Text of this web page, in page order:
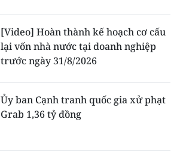
[Video] Hoàn thành kế hoạch cơ cấu
lại vốn nhà nước tại doanh nghiệp
trước ngày 31/8/2026
Ủy ban Cạnh tranh quốc gia xử phạt
Grab 1,36 tỷ đồng